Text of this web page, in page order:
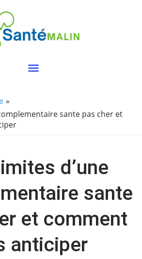
sante pas cher et
d’une
sante
et comment
anticiper